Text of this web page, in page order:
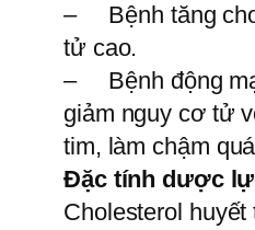
– Bệnh tăng
tử cao.
– Bệnh động
giảm nguy cơ tử
tim, làm chậm
Đặc tính dược
Cholesterol